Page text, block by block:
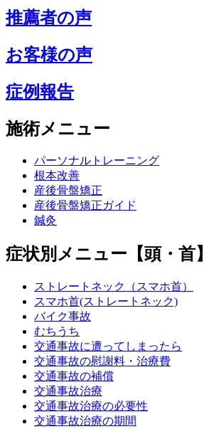
推薦者の声
お客様の声
症例報告
施術メニュー
パーソナルトレーニング
根本改善
産後骨盤矯正
産後骨盤矯正ガイド
鍼灸
症状別メニュー【頭・首】
ストレートネック（スマホ首）
スマホ首(ストレートネック)
バイク事故
むちうち
交通事故に遭ってしまったら
交通事故の慰謝料・治療費
交通事故の補償
交通事故治療
交通事故治療の必要性
交通事故治療の期間